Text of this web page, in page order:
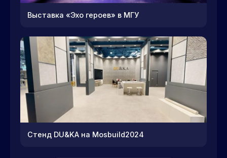
Выставка «Эхо героев» в МГУ
Стенд DU&KA на Mosbuild2024